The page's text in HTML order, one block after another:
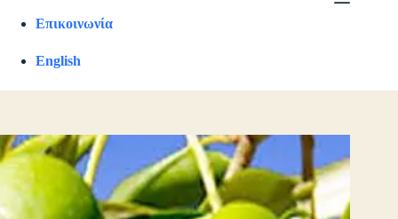
Επικοινωνία
English